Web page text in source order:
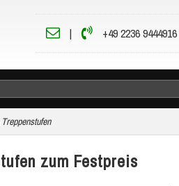
| +49 2236 9444916
zum Festpreis